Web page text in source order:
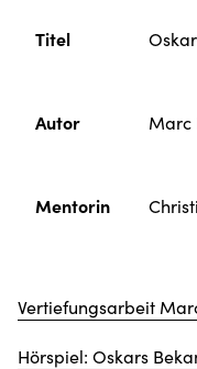
Titel
Autor Marc
Mentorin
Vertiefungsarbeit
Hörspiel: Oskars